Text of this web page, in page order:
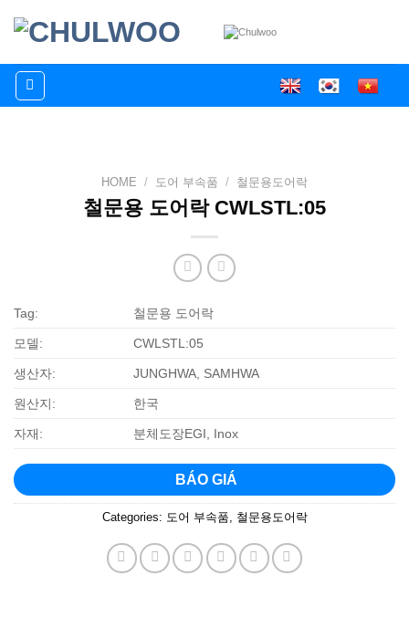
HOME / 도어 부속품 / 철문용도어락
철문용 도어락 CWLSTL:05
Tag: 철문용 도어락
모델: CWLSTL:05
생산자: JUNGHWA, SAMHWA
원산지: 한국
자재: 분체도장EGI, Inox
BÁO GIÁ
Categories: 도어 부속품, 철문용도어락